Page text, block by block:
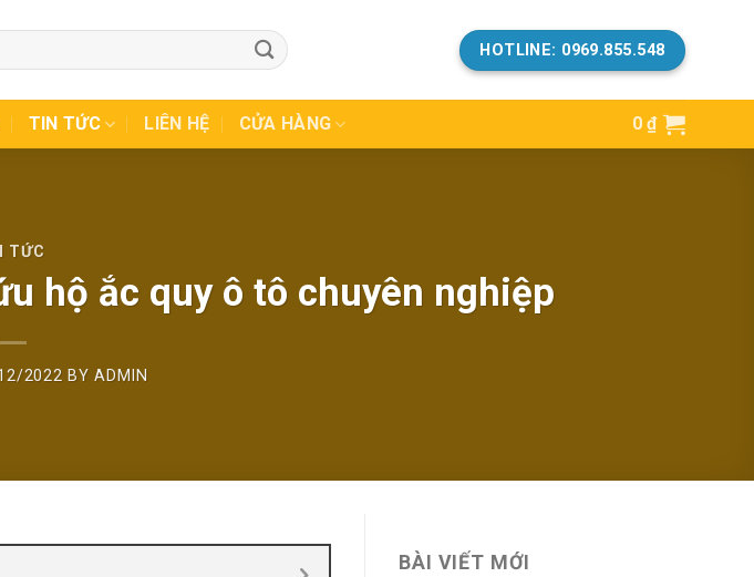
HOTLINE: 0969.855.548
TIN TỨC LIÊN HỆ CỬA HÀNG 0₫
TỨC
hộ ắc quy ô tô chuyên nghiệp
2022 BYADMIN
BÀI VIẾT MỚI